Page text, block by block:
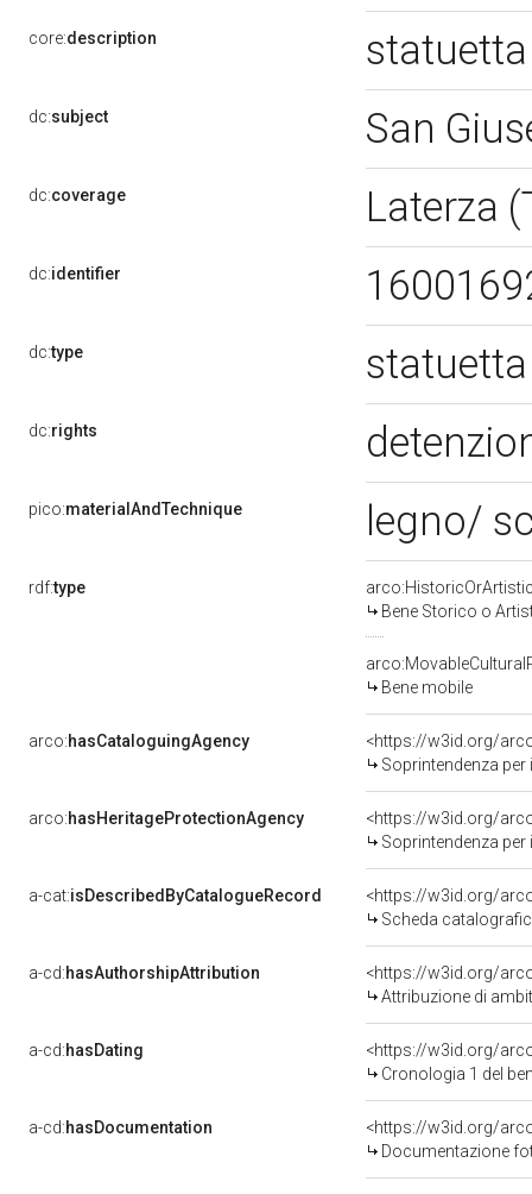
core:description
dc:subject San
dc:coverage Laterza
dc:identifier
dc:type
dc:rights
pico:materialAndTechnique legno/
rdf:type
Bene Storico o
Bene mobile
arco:hasCataloguingAgency
<https://w3id.org/
Soprintendenza
arco:hasHeritageProtectionAgency
<https://w3id.org/
Soprintendenza
a-cat:isDescribedByCatalogueRecord
<https://w3id.org/
Scheda
a-cd:hasAuthorshipAttribution
<https://w3id.org/
Attribuzione di
a-cd:hasDating
<https://w3id.org/
Cronologia 1 del
a-cd:hasDocumentation
Documentazione